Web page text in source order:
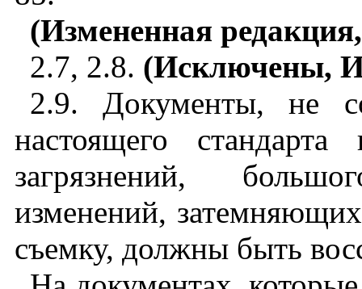
(Измененная
2.7, 2.8. (Исключены,
2.9.Документы, не
настоящего
загрязнений,
изменений,
съемку, должны быть